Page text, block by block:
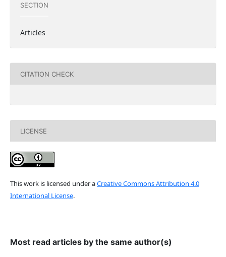
SECTION
Articles
CITATION CHECK
LICENSE
This work is licensed under aCreative Commons Attribution 4.0
International License.
Most read articles by the same author(s)